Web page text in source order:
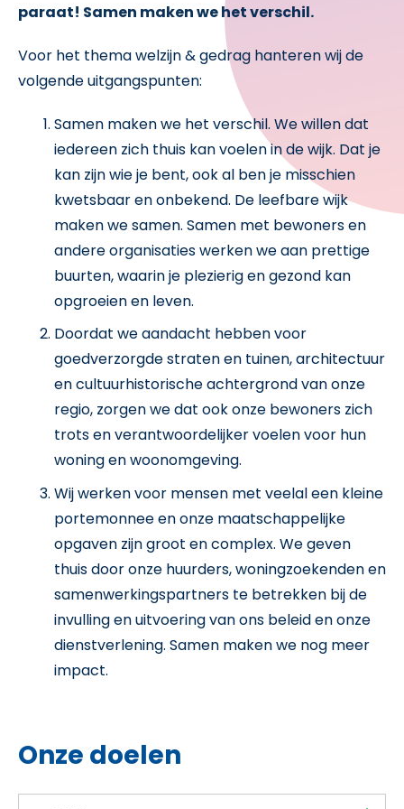
paraat! Samen maken we het verschil.
Voor het thema welzijn & gedrag hanteren wij de
volgende uitgangspunten:
Samen maken we het verschil. We willen dat
iedereen zich thuis kan voelen in de wijk. Dat je
kan zijn wie je bent, ook al ben je misschien
kwetsbaar en onbekend. De leefbare wijk
maken we samen. Samen met bewoners en
andere organisaties werken we aan prettige
buurten, waarin je plezierig en gezond kan
opgroeien en leven.
Doordat we aandacht hebben voor
goedverzorgde straten en tuinen, architectuur
en cultuurhistorische achtergrond van onze
regio, zorgen we dat ook onze bewoners zich
trots en verantwoordelijker voelen voor hun
woning en woonomgeving.
Wij werken voor mensen met veelal een kleine
portemonnee en onze maatschappelijke
opgaven zijn groot en complex. We geven
thuis door onze huurders, woningzoekenden en
samenwerkingspartners te betrekken bij de
invulling en uitvoering van ons beleid en onze
dienstverlening. Samen maken we nog meer
impact.
Onze doelen